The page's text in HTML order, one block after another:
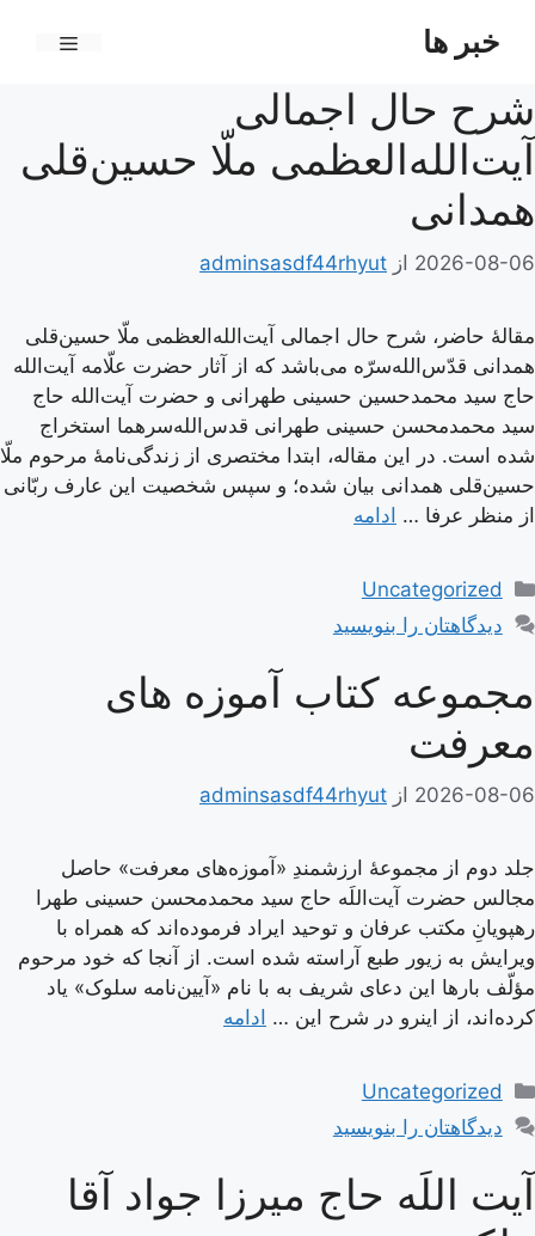
خبر ها
شرح حال اجمالی
آیت‌الله‌العظمی ملّا حسین‌قلی
همدانی
2026-08-06 از adminsasdf44rhyut
مقالۀ حاضر، شرح حال اجمالی آیت‌الله‌العظمی ملّا حسین‌قلی
همدانی قدّس‌الله‌سرّه می‌باشد که از آثار حضرت علّامه آیت‌الله
حاج سید محمدحسین حسینی طهرانی و حضرت آیت‌الله حاج
سید محمدمحسن حسینی طهرانی قدس‌الله‌سرهما استخراج
شده است. در این مقاله، ابتدا مختصری از زندگی‌نامۀ مرحوم ملّا
حسین‌قلی همدانی بیان شده؛ و سپس شخصیت این عارف ربّانی
از منظر عرفا … ادامه
دسته‌ها
Uncategorized
دیدگاهتان را بنویسید
مجموعه کتاب آموزه های
معرفت
2026-08-06 از adminsasdf44rhyut
جلد دوم از مجموعۀ ارزشمندِ «آموزه‌های معرفت» حاصل
مجالس حضرت آیت‌اللَه حاج سید محمدمحسن حسینی طهرا
رهپویانِ مکتب عرفان و توحید ایراد فرموده‌اند که همراه با
ویرایش به زیور طبع آراسته شده است. از آنجا که خود مرحوم
مؤلّف بارها این دعای شریف به با نام «آیین‌نامه سلوک» یاد
کرده‌اند، از اینرو در شرح این … ادامه
دسته‌ها
Uncategorized
دیدگاهتان را بنویسید
آیت اللَه حاج میرزا جواد آقا